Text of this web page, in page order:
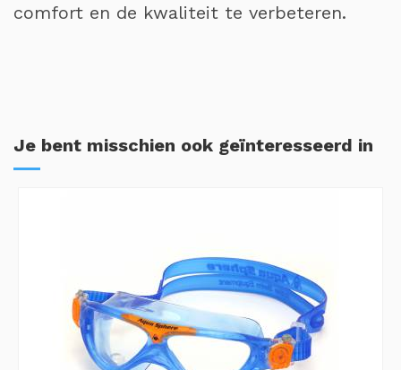
comfort en de kwaliteit te verbeteren.
Je bent misschien ook geïnteresseerd in